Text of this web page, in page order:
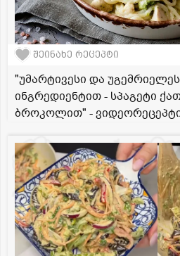
შეინახე რეცეპტი
"უმარტივესი და
ინგრედიენტით - სპაგეტი
ბროკოლით" -